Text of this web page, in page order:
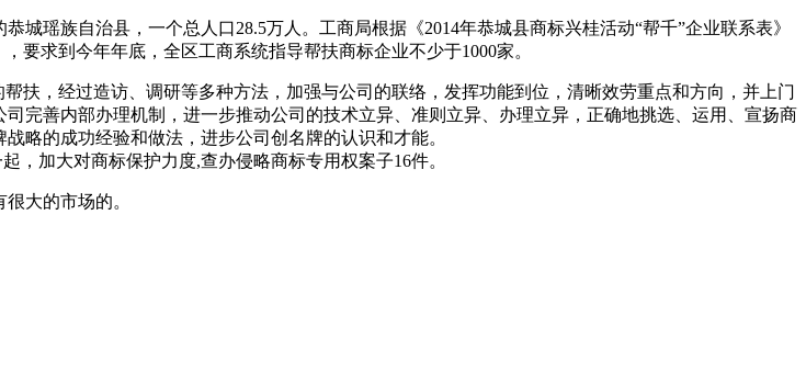
瑶族自治县，一个总人口28.5万人。工商局根据《2014年恭城县商标兴桂活动“帮千”企业联系表》
要求到今年年底，全区工商系统指导帮扶商标企业不少于1000家。
扶，经过造访、调研等多种方法，加强与公司的联络，发挥功能到位，清晰效劳重点和方向，并上门
完善内部办理机制，进一步推动公司的技术立异、准则立异、办理立异，正确地挑选、运用、宣扬商
略的成功经验和做法，进步公司创名牌的认识和才能。
，加大对商标保护力度,查办侵略商标专用权案子16件。
大的市场的。